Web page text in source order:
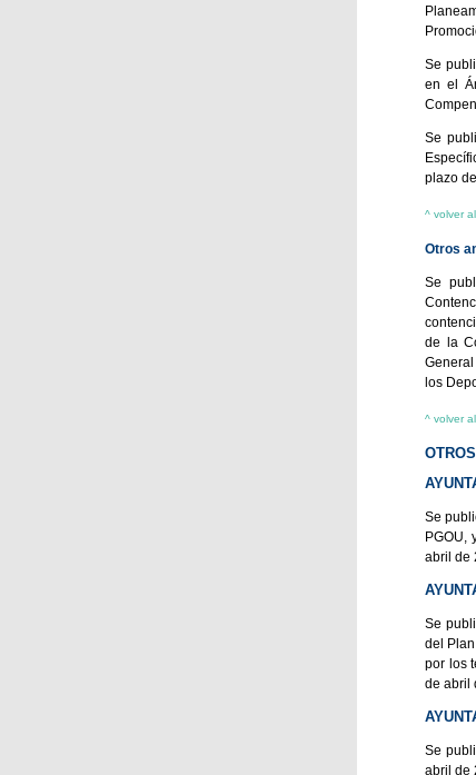
Se
en el
Se
plazo
^ volver
Otros
Se
de la
los
^ volver
Se
PGOU,
abril de
Se
del
por los
de abril
Se
abril de